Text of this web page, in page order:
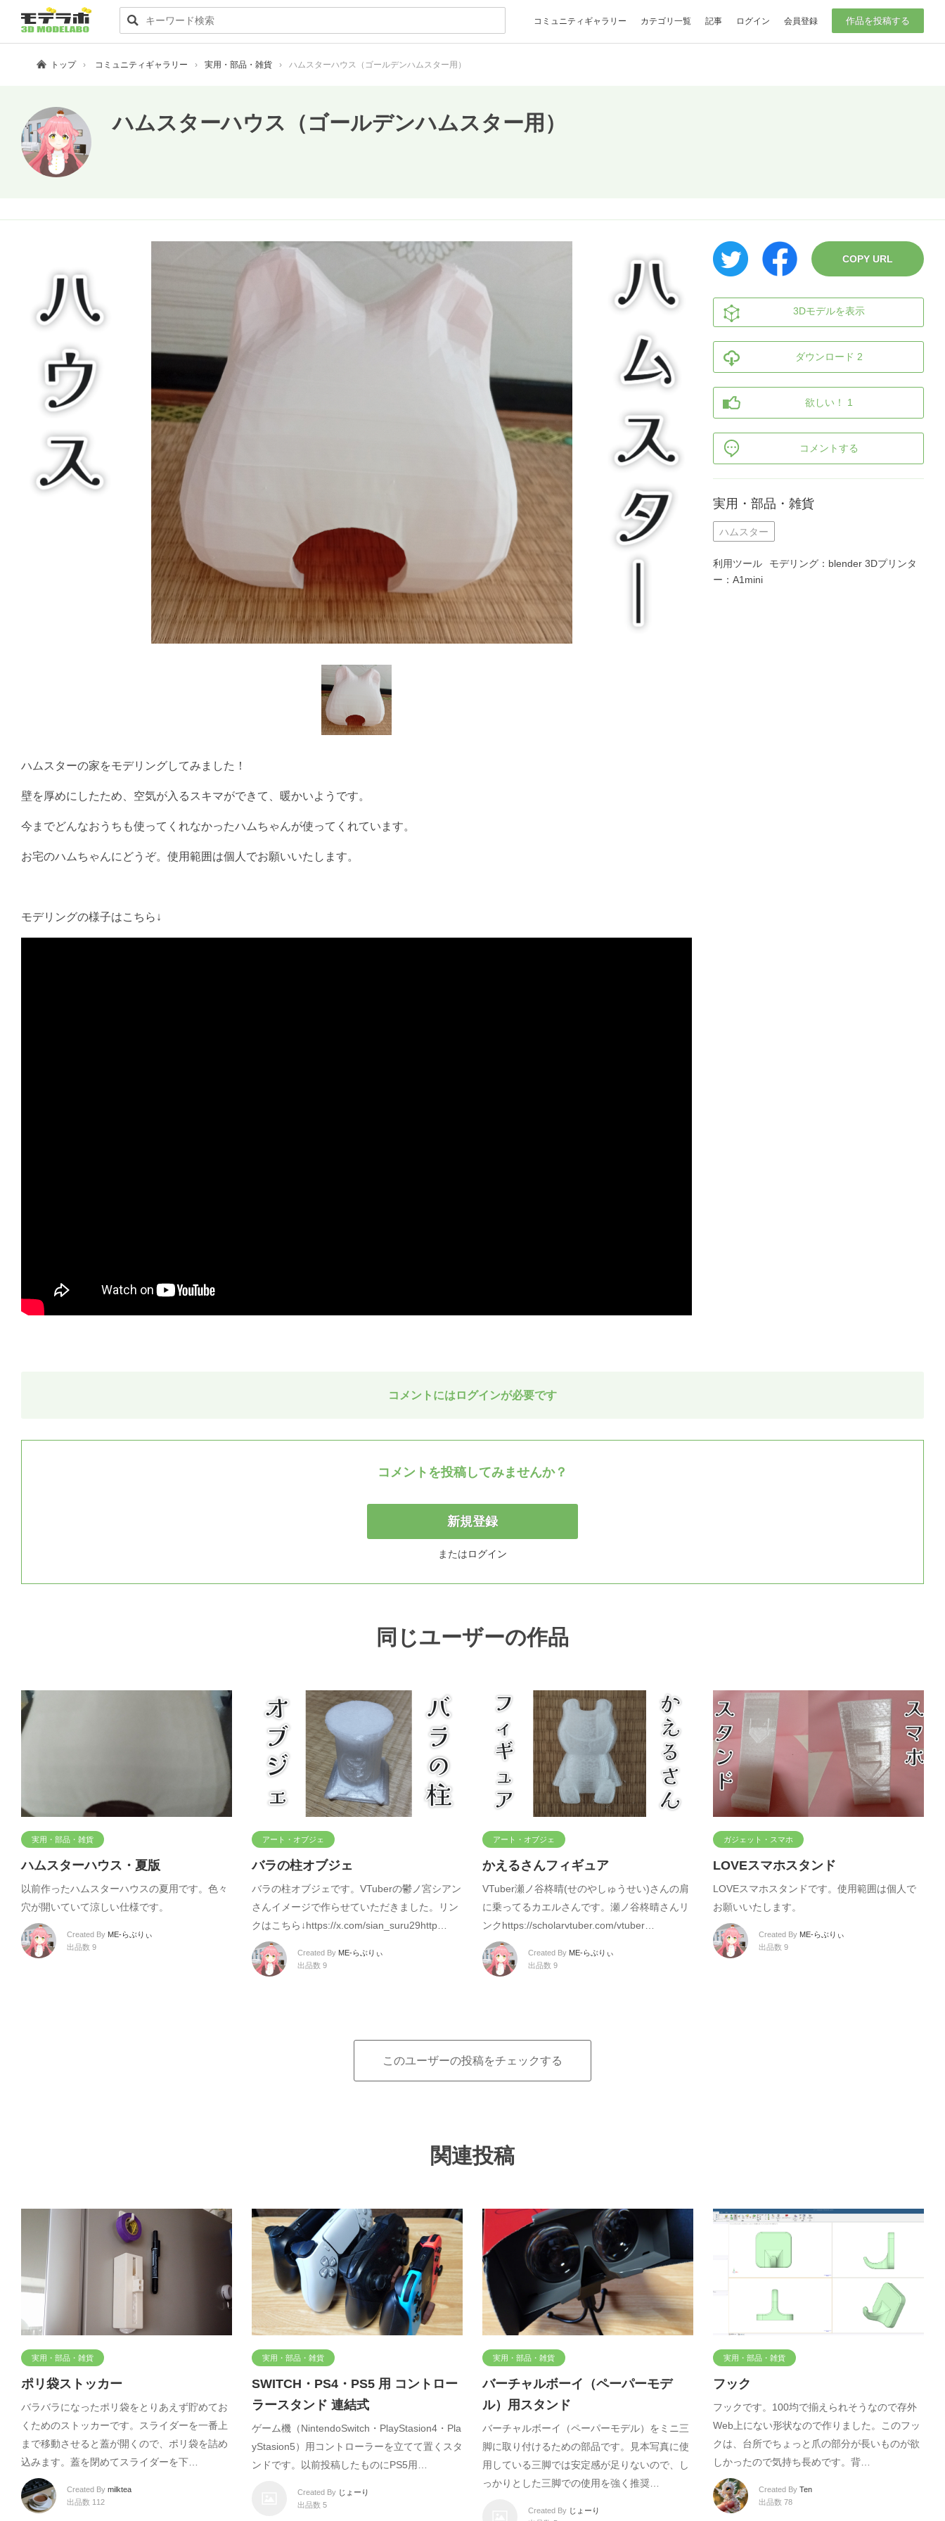
コミュニティギャラリー カテゴリ一覧 記事 ログイン 会員登録 作品を投稿する
トップ コミュニティギャラリー 実用・部品・雑貨 ハムスターハウス（ゴールデンハムスター用）
ハムスターハウス（ゴールデンハムスター用）
ハムスターの家をモデリングしてみました！
壁を厚めにしたため、空気が入るスキマができて、暖かいようです。
今までどんなおうちも使ってくれなかったハムちゃんが使ってくれています。
お宅のハムちゃんにどうぞ。使用範囲は個人でお願いいたします。
モデリングの様子はこちら↓
COPY URL
3Dモデルを表示
ダウンロード 2
欲しい！ 1
コメントする
実用・部品・雑貨
ハムスター
利用ツール
モデリング：blender 3Dプリンタ
ー：A1mini
コメントにはログインが必要です
コメントを投稿してみませんか？
新規登録
またはログイン
同じユーザーの作品
実用・部品・雑貨
ハムスターハウス・夏版
以前作ったハムスターハウスの夏用です。色々
穴が開いていて涼しい仕様です。
Created By ME-らぶりぃ
出品数 9
アート・オブジェ
バラの柱オブジェ
バラの柱オブジェです。VTuberの鬱ノ宮シアン
さんイメージで作らせていただきました。リン
クはこちら↓https://x.com/sian_suru29http…
Created By ME-らぶりぃ
出品数 9
アート・オブジェ
かえるさんフィギュア
VTuber瀬ノ谷柊晴(せのやしゅうせい)さんの肩
に乗ってるカエルさんです。瀬ノ谷柊晴さんリ
ンクhttps://scholarvtuber.com/vtuber…
Created By ME-らぶりぃ
出品数 9
ガジェット・スマホ
LOVEスマホスタンド
LOVEスマホスタンドです。使用範囲は個人で
お願いいたします。
Created By ME-らぶりぃ
出品数 9
このユーザーの投稿をチェックする
関連投稿
実用・部品・雑貨
ポリ袋ストッカー
バラバラになったポリ袋をとりあえず貯めてお
くためのストッカーです。スライダーを一番上
まで移動させると蓋が開くので、ポリ袋を詰め
込みます。蓋を閉めてスライダーを下…
Created By milktea
出品数 112
実用・部品・雑貨
SWITCH・PS4・PS5 用 コントロー
ラースタンド 連結式
ゲーム機（NintendoSwitch・PlayStasion4・Pla
yStasion5）用コントローラーを立てて置くスタ
ンドです。以前投稿したものにPS5用…
Created By じょーり
出品数 5
実用・部品・雑貨
バーチャルボーイ（ペーパーモデ
ル）用スタンド
バーチャルボーイ（ペーパーモデル）をミニ三
脚に取り付けるための部品です。見本写真に使
用している三脚では安定感が足りないので、し
っかりとした三脚での使用を強く推奨…
Created By じょーり
実用・部品・雑貨
フック
フックです。100均で揃えられそうなので存外
Web上にない形状なので作りました。このフッ
クは、台所でちょっと爪の部分が長いものが欲
しかったので気持ち長めです。背…
Created By Ten
出品数 78